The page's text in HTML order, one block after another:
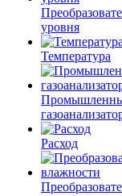
уровня
Температура
Расход